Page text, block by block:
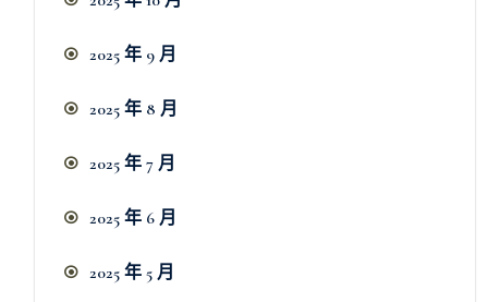
2025 年 9 月
2025 年 8 月
2025 年 7 月
2025 年 6 月
2025 年 5 月